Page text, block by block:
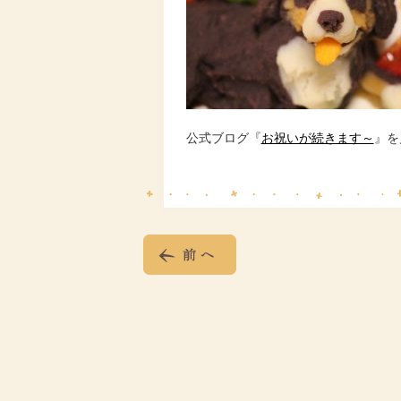
公式ブログ『お祝いが続きます～ 』